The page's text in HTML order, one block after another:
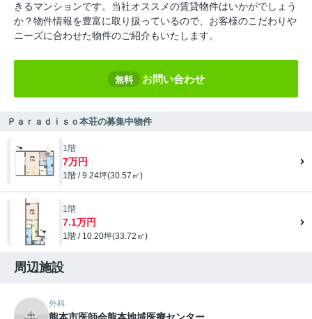
きるマンションです。当社オススメの賃貸物件はいかがでしょう
か？物件情報を豊富に取り扱っているので、お客様のこだわりや
ニーズに合わせた物件のご紹介もいたします。
無料 お問い合わせ
Ｐａｒａｄｉｓｏ本荘の募集中物件
1階
7万円
1階 / 9.24坪(30.57㎡)
1階
7.1万円
1階 / 10.20坪(33.72㎡)
周辺施設
外科